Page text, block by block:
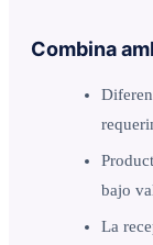
Combina
bajo
La